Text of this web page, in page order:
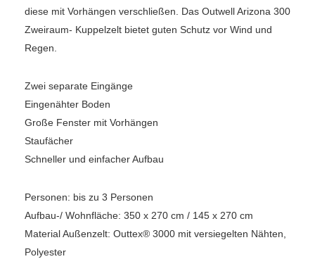
diese mit Vorhängen verschließen. Das Outwell Arizona 300
Zweiraum- Kuppelzelt bietet guten Schutz vor Wind und
Regen.
Zwei separate Eingänge
Eingenähter Boden
Große Fenster mit Vorhängen
Staufächer
Schneller und einfacher Aufbau
Personen: bis zu 3 Personen
Aufbau-/ Wohnfläche: 350 x 270 cm / 145 x 270 cm
Material Außenzelt: Outtex® 3000 mit versiegelten Nähten,
Polyester